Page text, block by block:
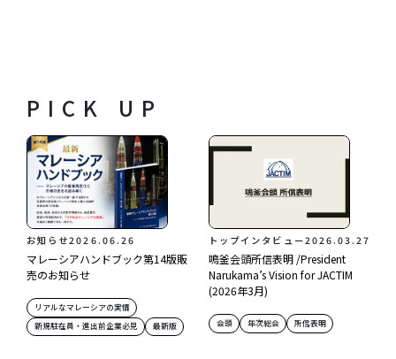
PICK UP
お知らせ2026.06.26
マレーシアハンドブック第14版販
売のお知らせ
リアルなマレーシアの実情
新規駐在員・進出前企業必見
最新版
トップインタビュー2026.03.27
鳴釜会頭所信表明 /President
Narukama’s Vision for JACTIM
(2026年3月)
会頭 年次総会 所信表明